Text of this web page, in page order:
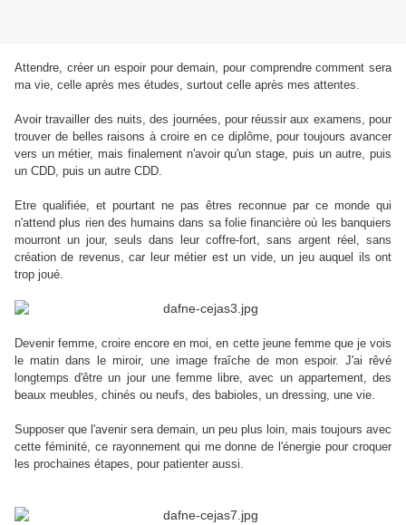
Attendre, créer un espoir pour demain, pour comprendre comment sera
ma vie, celle après mes études, surtout celle après mes attentes.
Avoir travailler des nuits, des journées, pour réussir aux examens, pour
trouver de belles raisons à croire en ce diplôme, pour toujours avancer
vers un métier, mais finalement n'avoir qu'un stage, puis un autre, puis
un CDD, puis un autre CDD.
Etre qualifiée, et pourtant ne pas êtres reconnue par ce monde qui
n'attend plus rien des humains dans sa folie financière où les banquiers
mourront un jour, seuls dans leur coffre-fort, sans argent réel, sans
création de revenus, car leur métier est un vide, un jeu auquel ils ont
trop joué.
Devenir femme, croire encore en moi, en cette jeune femme que je vois
le matin dans le miroir, une image fraîche de mon espoir. J'ai rêvé
longtemps d'être un jour une femme libre, avec un appartement, des
beaux meubles, chinés ou neufs, des babioles, un dressing, une vie.
Supposer que l'avenir sera demain, un peu plus loin, mais toujours avec
cette féminité, ce rayonnement qui me donne de l'énergie pour croquer
les prochaines étapes, pour patienter aussi.